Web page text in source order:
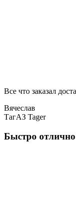
Все что заказал
Вячеслав
ТагАЗ Tager
Быстро